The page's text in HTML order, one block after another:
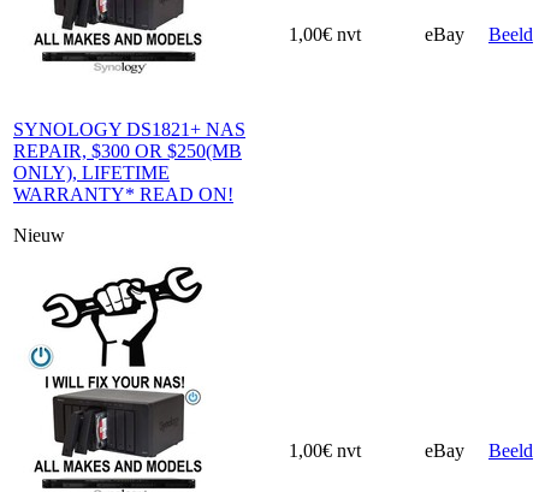
SYNOLOGY DS1821+ NAS
REPAIR, $300 OR $250(MB
ONLY), LIFETIME
WARRANTY* READ ON!
Nieuw
1,00€ nvt eBay Beeld
1,00€ nvt eBay Beeld